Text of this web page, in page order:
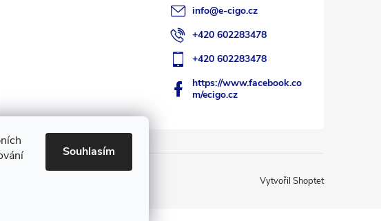
Souhlasím
info@e-cigo.cz
+420 602283478
+420 602283478
https://www.facebook.co
m/ecigo.cz
Vytvořil Shoptet